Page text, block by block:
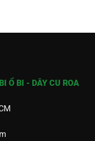
Ổ BI - DÂY CU ROA